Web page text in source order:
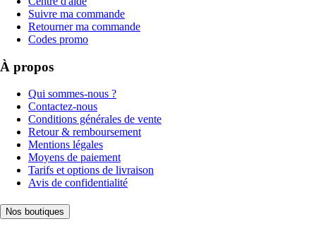
Suivre ma commande
Retourner ma commande
Codes promo
À propos
Qui sommes-nous ?
Contactez-nous
Conditions générales de vente
Retour & remboursement
Mentions légales
Moyens de paiement
Tarifs et options de livraison
Avis de confidentialité
Nos boutiques